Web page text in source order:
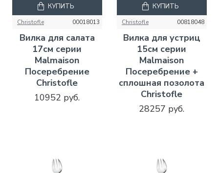
Christofle 00018013
Вилка для салата
17см серии
Malmaison
Посеребрение
Christofle
10952 руб.
КУПИТЬ
Christofle 00818048
Вилка для устриц
15см серии
Malmaison
Посеребрение +
сплошная позолота
Christofle
28257 руб.
КУПИТЬ